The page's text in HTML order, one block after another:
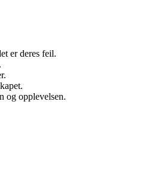
er deres feil.
og opplevelsen.